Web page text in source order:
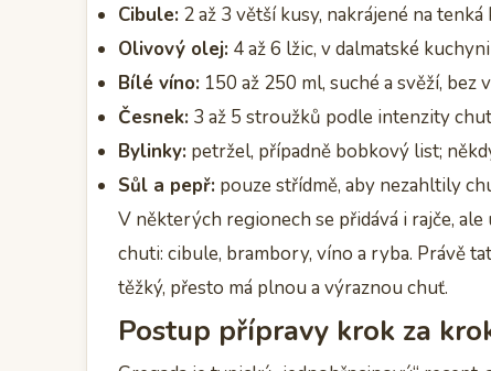
Cibule: 2 až 3 větší kusy, nakrájené na
Olivový olej: 4 až 6 lžic, v dalmatské
Bílé víno: 150 až 250 ml, suché a svěží, bez
Česnek: 3 až 5 stroužků podle intenzity
Bylinky: petržel, případně bobkový list;
Sůl a pepř: pouze střídmě, aby nezahltily
V některých regionech se přidává i rajče,
chuti: cibule, brambory, víno a ryba. Právě
těžký, přesto má plnou a výraznou chuť.
Postup přípravy krok za